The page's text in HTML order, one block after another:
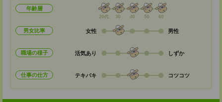
年齢層
20代 30 40 50 60
男女比率 女性 男性
職場の様子 活気あり しずか
仕事の仕方 テキパキ コツコツ